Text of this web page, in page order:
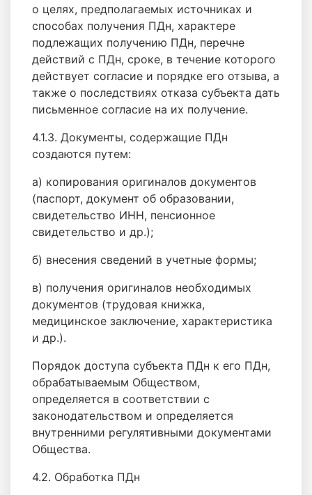
о целях, предполагаемых источниках и
способах получения ПДн, характере
подлежащих получению ПДн, перечне
действий с ПДн, сроке, в течение которого
действует согласие и порядке его отзыва, а
также о последствиях отказа субъекта дать
письменное согласие на их получение.
4.1.3. Документы, содержащие ПДн
создаются путем:
а) копирования оригиналов документов
(паспорт, документ об образовании,
свидетельство ИНН, пенсионное
свидетельство и др.);
б) внесения сведений в учетные формы;
в) получения оригиналов необходимых
документов (трудовая книжка,
медицинское заключение, характеристика
и др.).
Порядок доступа субъекта ПДн к его ПДн,
обрабатываемым Обществом,
определяется в соответствии с
законодательством и определяется
внутренними регулятивными документами
Общества.
4.2. Обработка ПДн